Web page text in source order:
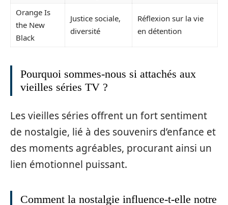
Orange Is
the New
Black
Justice sociale,
diversité
Réflexion sur la vie
en détention
Pourquoi sommes-nous si attachés aux
vieilles séries TV ?
Les vieilles séries offrent un fort sentiment
de nostalgie, lié à des souvenirs d’enfance et
des moments agréables, procurant ainsi un
lien émotionnel puissant.
Comment la nostalgie influence-t-elle notre